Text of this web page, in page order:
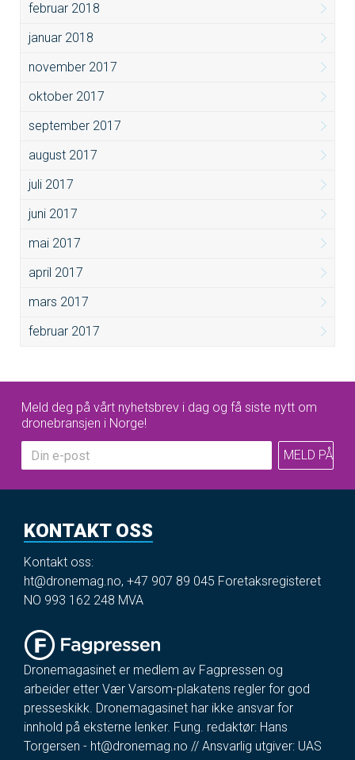
februar 2018
januar 2018
november 2017
oktober 2017
september 2017
august 2017
juli 2017
juni 2017
mai 2017
april 2017
mars 2017
februar 2017
Meld deg på vårt nyhetsbrev i dag og få siste nytt om
dronebransjen i Norge!
KONTAKT OSS
Kontakt oss:
ht@dronemag.no, +47 907 89 045 Foretaksregisteret
NO 993 162 248 MVA
Dronemagasinet er medlem av Fagpressen og
arbeider etter Vær Varsom-plakatens regler for god
presseskikk. Dronemagasinet har ikke ansvar for
innhold på eksterne lenker. Fung. redaktør: Hans
Torgersen - ht@dronemag.no // Ansvarlig utgiver: UAS